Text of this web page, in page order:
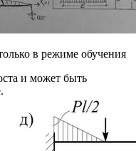
в режиме обучения
и может быть